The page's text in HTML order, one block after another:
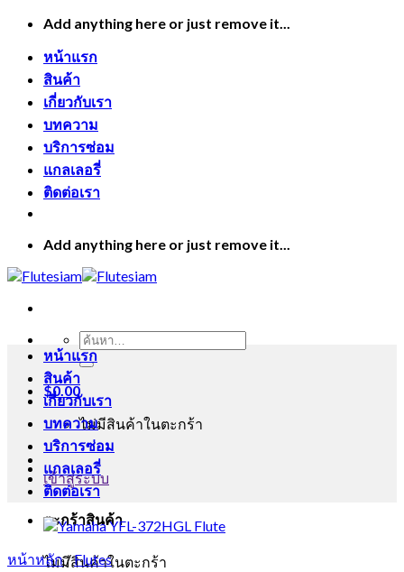
Skip
content
Add anything here or just remove it...
หน้าแรก
สินค้า
เกี่ยวกับเรา
บทความ
บริการซ่อม
แกลเลอรี่
ติดต่อเรา
Add anything here or just remove it...
ค้นหา:
$0.00
ไม่มีสินค้าในตะกร้า
เข้าสู่ระบบ
ตะกร้าสินค้า
ไม่มีสินค้าในตะกร้า
หน้าแรก
สินค้า
เกี่ยวกับเรา
บทความ
บริการซ่อม
แกลเลอรี่
ติดต่อเรา
หน้าหลัก/Flutes